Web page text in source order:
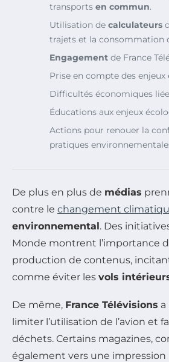
transports en commun.
Utilisation de calculateurs
trajets et la consommation
Engagement de France
Prise en compte des enjeux
Difficultés économiques
Éducations aux enjeux
Actions pour renouer la
pratiques
De plus en plus de médias
contre le changement
environnemental. Des
Monde montrent l’importance
production de contenus,
comme éviter les vols
De même, France Télévisions
limiter l’utilisation de l’avion et
déchets. Certains magazines,
également vers une impression